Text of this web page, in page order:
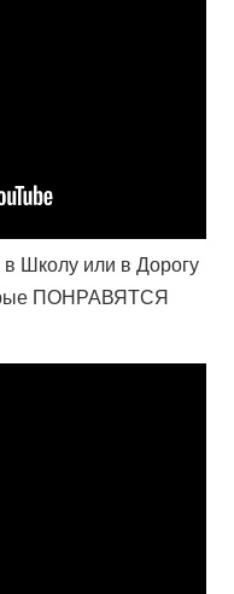
Школу или в Дорогу
ПОНРАВЯТСЯ